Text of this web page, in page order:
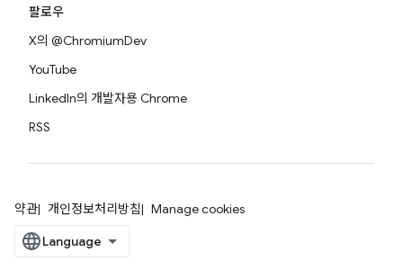
팔로우
X의 @ChromiumDev
YouTube
LinkedIn의 개발자용 Chrome
RSS
약관 개인정보처리방침 Manage cookies